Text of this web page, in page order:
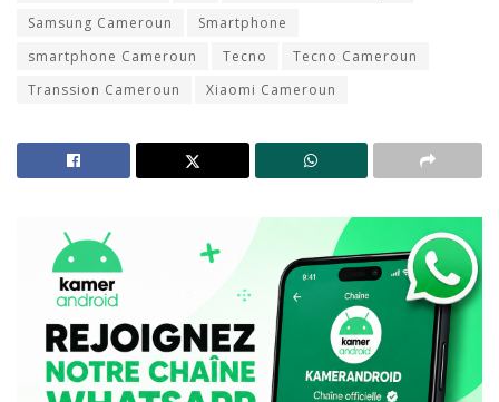
Samsung Cameroun
Smartphone
smartphone Cameroun
Tecno
Tecno Cameroun
Transsion Cameroun
Xiaomi Cameroun